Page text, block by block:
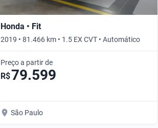
Honda • Fit
2019 • 81.466 km • 1.5 EX CVT • Automático
Preço a partir de
R$79.599
São Paulo